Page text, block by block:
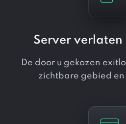
Server verlaten
De door u gekozen
zichtbare gebied en